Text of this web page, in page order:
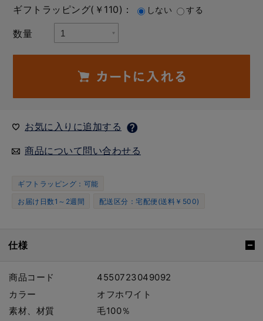
ギフトラッピング(￥110)： しない する
数量
お気に入りに追加する
商品について問い合わせる
ギフトラッピング：可能
お届け日数1～2週間
配送区分：宅配便(送料￥500)
仕様
商品コード
4550723049092
カラー
オフホワイト
素材、材質
毛100％